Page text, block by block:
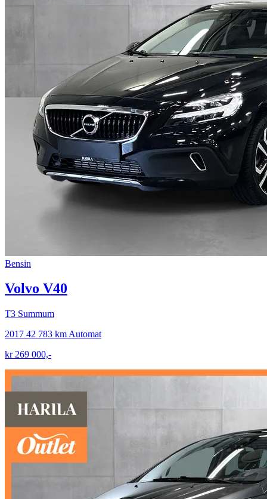
Bensin
Volvo V40
T3 Summum
2017 42 783 km Automat
kr 269 000,-